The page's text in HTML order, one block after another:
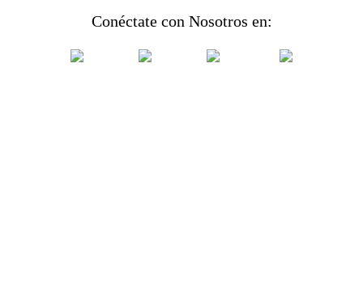
Conéctate con Nosotros en: